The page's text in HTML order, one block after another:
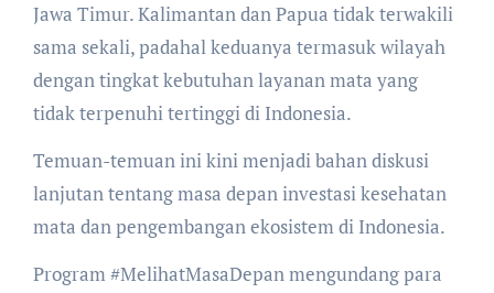
Jawa Timur. Kalimantan dan Papua tidak terwakili
sama sekali, padahal keduanya termasuk wilayah
dengan tingkat kebutuhan layanan mata yang
tidak terpenuhi tertinggi di Indonesia.
Temuan-temuan ini kini menjadi bahan diskusi
lanjutan tentang masa depan investasi kesehatan
mata dan pengembangan ekosistem di Indonesia.
Program #MelihatMasaDepan mengundang para